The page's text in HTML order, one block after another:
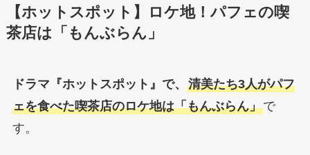
【ホットスポット】ロケ地！パフェの喫
茶店は「もんぶらん」
ドラマ『ホットスポット』で、 清美たち3人がパフ
ェを食べた喫茶店のロケ地は「もんぶらん」で
す。